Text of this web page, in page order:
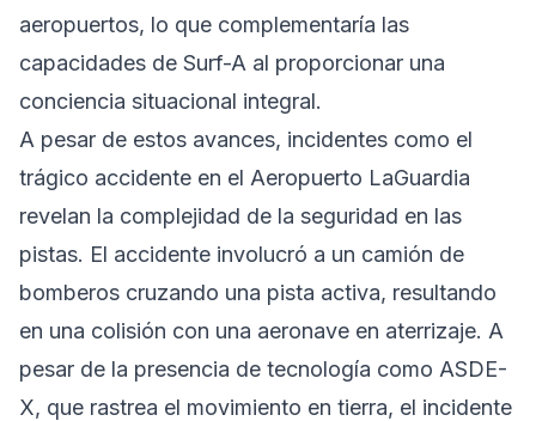
aeropuertos, lo que complementaría las
capacidades de Surf-A al proporcionar una
conciencia situacional integral.
A pesar de estos avances, incidentes como el
trágico accidente en el Aeropuerto LaGuardia
revelan la complejidad de la seguridad en las
pistas. El accidente involucró a un camión de
bomberos cruzando una pista activa, resultando
en una colisión con una aeronave en aterrizaje. A
pesar de la presencia de tecnología como ASDE-
X, que rastrea el movimiento en tierra, el incidente